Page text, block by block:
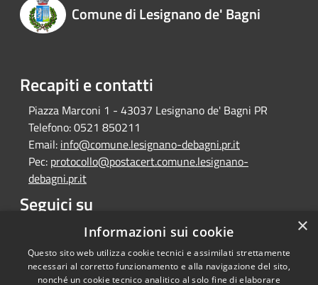
Comune di Lesignano de' Bagni
Recapiti e contatti
Piazza Marconi 1 - 43037 Lesignano de' Bagni PR
Telefono:0521 850211
Email: info@comune.lesignano-debagni.pr.it
Pec: protocollo@postacert.comune.lesignano-
debagni.pr.it
Seguici su
Facebook ×
Informazioni sui cookie
Questo sito web utilizza cookie tecnici e assimilati strettamente
necessari al corretto funzionamento e alla navigazione del sito,
nonché un cookie tecnico analitico al solo fine di elaborare